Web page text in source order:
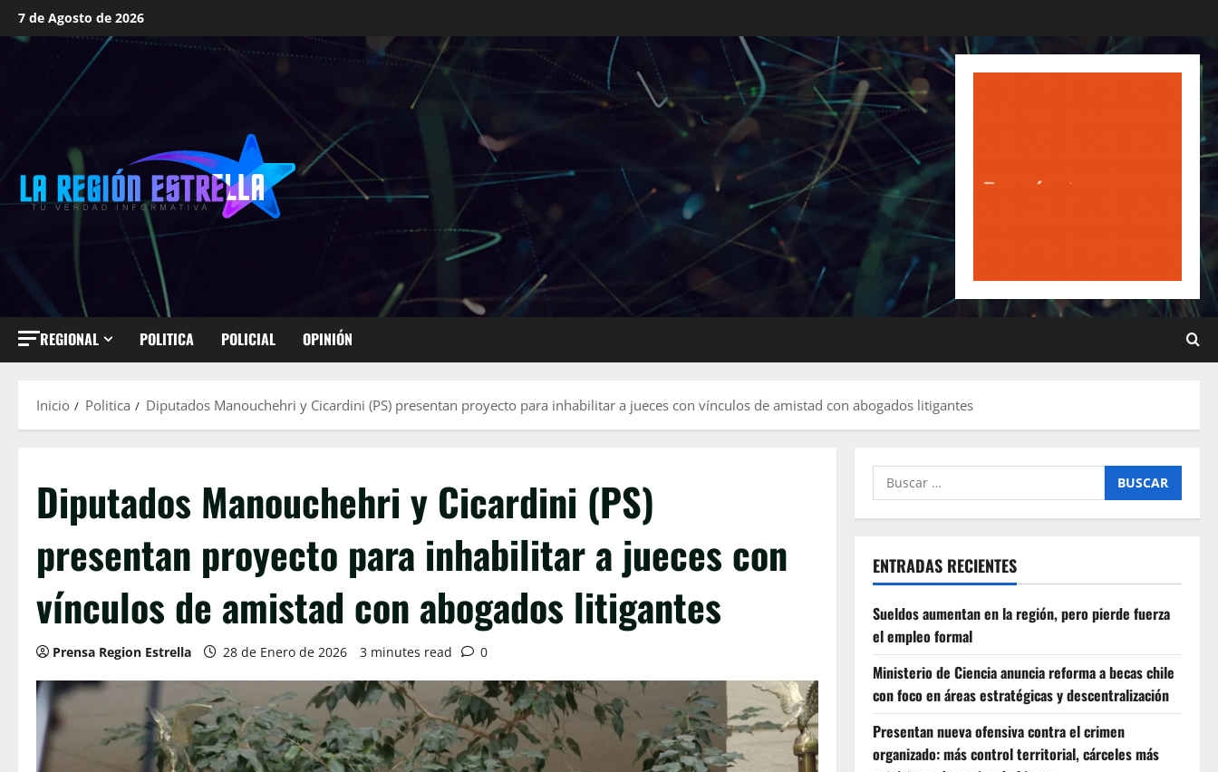
Saltar
al
7 de Agosto de 2026
REGIONAL POLITICA POLICIAL OPINIÓN
Inicio Politica Diputados Manouchehri y Cicardini (PS) presentan proyecto para inhabilitar a jueces con vínculos de amistad con abogados litigantes
Diputados Manouchehri y Cicardini (PS)
presentan proyecto para inhabilitar a jueces con
vínculos de amistad con abogados litigantes
Prensa Region Estrella 28 de Enero de 2026 3 minutes read 0
Buscar
por:
ENTRADAS RECIENTES
Sueldos aumentan en la región, pero pierde fuerza
el empleo formal
Ministerio de Ciencia anuncia reforma a becas chile
con foco en áreas estratégicas y descentralización
Presentan nueva ofensiva contra el crimen
organizado: más control territorial, cárceles más